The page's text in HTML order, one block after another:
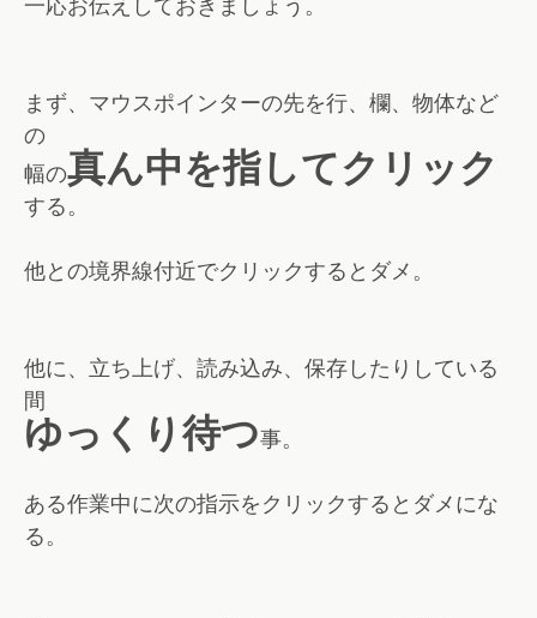
一応お伝えしておきましょう。
まず、マウスポインターの先を行、欄、物体など
の
幅の真ん中を指してクリック
する。
他との境界線付近でクリックするとダメ。
他に、立ち上げ、読み込み、保存したりしている
間
ゆっくり待つ事。
ある作業中に次の指示をクリックするとダメにな
る。